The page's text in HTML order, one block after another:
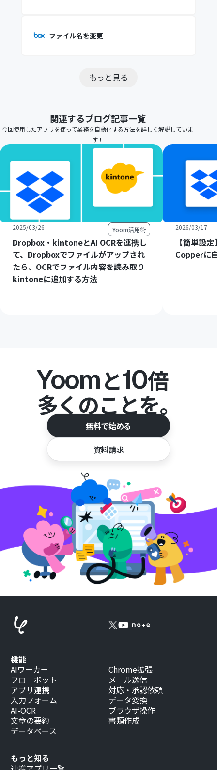
ファイル名を変更
もっと見る
関連するブログ記事一覧
今回使用したアプリを使って業務を自動化する方法を詳しく解説していま
す！
2025/03/26 Yoom活用術
Dropbox・kintoneとAI OCRを連携し
て、Dropboxでファイルがアップされ
たら、OCRでファイル内容を読み取り
kintoneに追加する方法
2026/03/17
【簡単設
Copperに
Yoomと10倍
多くのことを。
無料で始める
資料請求
もっと知る
機能
AIワーカー
フローボット
アプリ連携
入力フォーム
AI-OCR
文章の要約
データベース
Chrome拡張
メール送信
対応・承認依頼
データ変換
ブラウザ操作
書類作成